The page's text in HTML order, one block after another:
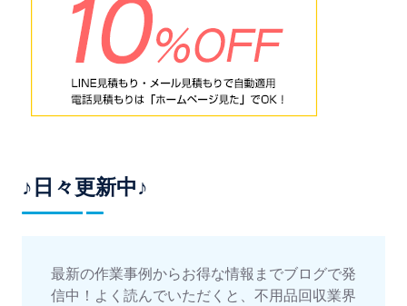
♪日々更新中♪
最新の作業事例からお得な情報までブログで発
信中！よく読んでいただくと、不用品回収業界